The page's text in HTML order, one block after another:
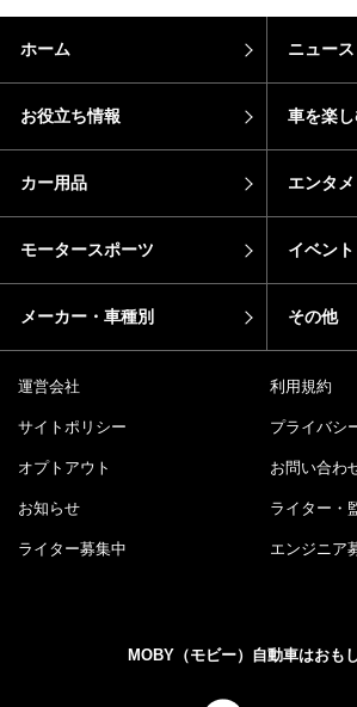
ホーム ニュース
お役立ち情報 車を楽
カー用品 エンタメ
モータースポーツ イベント
メーカー・車種別 その他
運営会社 利用規約
サイトポリシー プライバシ
オプトアウト お問い合わ
お知らせ ライター・
ライター募集中 エンジニア
MOBY（モビー）自動車はおも